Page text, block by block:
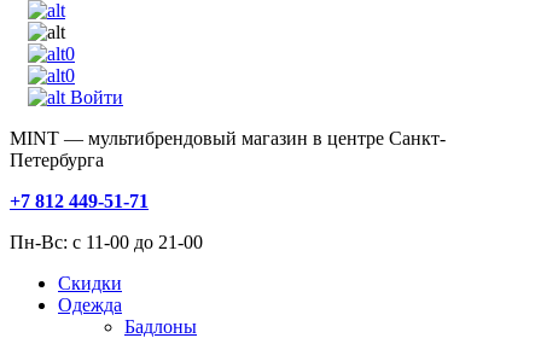
0
0
Войти
MINT — мультибрендовый магазин в центре Санкт-
Петербурга
+7 812 449-51-71
Пн-Вс: с 11-00 до 21-00
Скидки
Одежда
Бадлоны